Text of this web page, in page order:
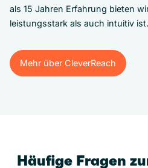
als 15 Jahren Erfahrung bieten
leistungsstark als auch intuitiv ist.
Mehr über CleverReach
Mehr über CleverReach
Häufige Fragen